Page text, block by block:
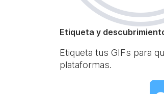
Etiqueta y
Etiqueta tus GIFs para
plataformas.